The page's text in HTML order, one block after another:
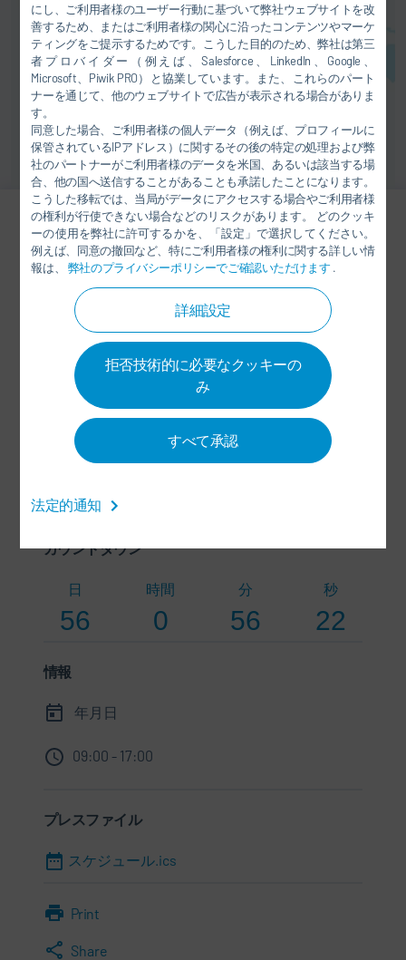
にし、ご利用者様のユーザー行動に基づいて弊社ウェブサイトを改
善するため、またはご利用者様の関心に沿ったコンテンツやマーケ
ティングをご提示するためです。こうした目的のため、弊社は第三
者プロバイダー（例えば、Salesforce、LinkedIn、Google、
Microsoft、Piwik PRO）と協業しています。また、これらのパート
ナーを通じて、他のウェブサイトで広告が表示される場合がありま
す。
同意した場合、ご利用者様の個人データ（例えば、プロフィールに
保管されているIPアドレス）に関するその後の特定の処理および弊
社のパートナーがご利用者様のデータを米国、あるいは該当する場
合、他の国へ送信することがあることも承諾したことになります。
こうした移転では、当局がデータにアクセスする場合やご利用者様
の権利が行使できない場合などのリスクがあります。 どのクッキ
ーの使用を弊社に許可するかを、「設定」で選択してください。
例えば、同意の撤回など、特にご利用者様の権利に関する詳しい情
報は、 弊社のプライバシーポリシーでご確認いただけます .
詳細設定
拒否技術的に必要なクッキーの
み
すべて承認
法定的通知
同意する
Paulo Sentieiro
SALES & MARKETING
+55 11 5632-4500
paulo.sentieiro@durr.com.br
Dürr Brasil Ltda.
Rua Arnaldo Magniccaro, 500, Vila
Gea
カウントダウン
日
56
時間
0
分
56
秒
22
情報
年月日
09:00 - 17:00
プレスファイル
スケジュール.ics
Print
Share